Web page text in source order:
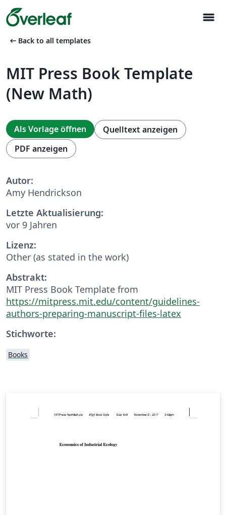
menu
arrow_left_alt Back to all templates
MIT Press Book Template
(New Math)
Als Vorlage öffnen
Quelltext anzeigen
PDF anzeigen
Autor:
Amy Hendrickson
Letzte Aktualisierung:
vor 9 Jahren
Lizenz:
Other (as stated in the work)
Abstrakt:
MIT Press Book Template from
https://mitpress.mit.edu/content/guidelines-
authors-preparing-manuscript-files-latex
Stichworte:
Books